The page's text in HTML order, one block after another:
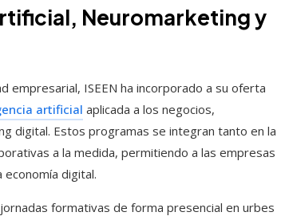
Neuromarketing y
empresarial, ISEEN ha incorporado a su oferta
artificial aplicada a los negocios,
digital. Estos programas se integran tanto en la
a la medida, permitiendo a las empresas
digital.
formativas de forma presencial en urbes